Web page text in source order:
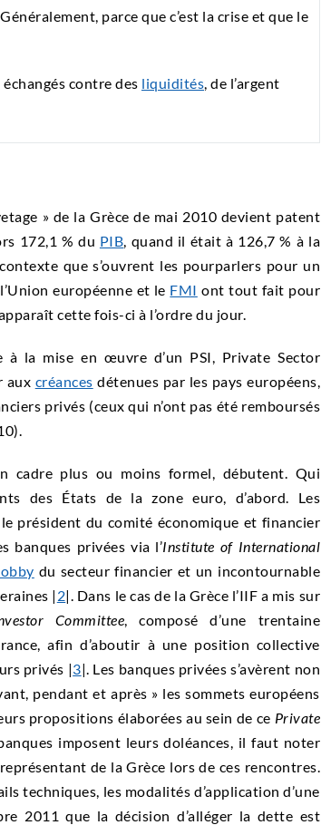
parce que c’est la crise et que le
contre des liquidités, de l’argent
» de la Grèce de mai 2010 devient patent
172,1 % du PIB, quand il était à 126,7 % à la
contexte que s’ouvrent les pourparlers pour un
européenne et le FMI ont tout fait pour
cette fois-ci à l’ordre du jour.
la mise en œuvre d’un PSI, Private Sector
aux créances détenues par les pays européens,
privés (ceux qui n’ont pas été remboursés
cadre plus ou moins formel, débutent. Qui
des États de la zone euro, d’abord. Les
président du comité économique et financier
banques privées via l’Institute of International
du secteur financier et un incontournable
| 2|. Dans le cas de la Grèce l’IIF a mis sur
Committee, composé d’une trentaine
afin d’aboutir à une position collective
privés |3|. Les banques privées s’avèrent non
pendant et après » les sommets européens
propositions élaborées au sein de ce Private
imposent leurs doléances, il faut noter
de la Grèce lors de ces rencontres.
techniques, les modalités d’application d’une
2011 que la décision d’alléger la dette est